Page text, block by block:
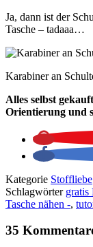
Ja, dann ist der
Tasche – tadaaa…
Karabiner an
Alles selbst
Orientierung und
Kategorie Stoffliebe
Schlagwörter gratis
Tasche nähen -,
35